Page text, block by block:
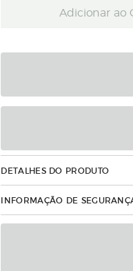
Adicionar ao
DETALHES DO PRODUTO
INFORMAÇÃO DE